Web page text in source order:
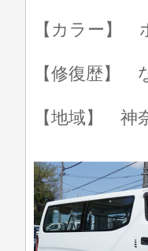
【カラー】
【修復歴】
【地域】 神